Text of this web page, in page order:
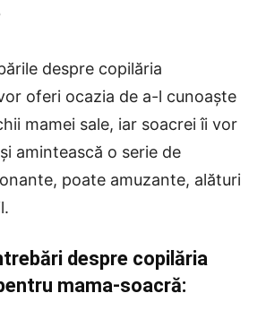
despre copilăria
oferi ocazia de a-l cunoaște
mamei sale, iar soacrei îi vor
amintească o serie de
poate amuzante, alături
despre copilăria
mama-soacră: